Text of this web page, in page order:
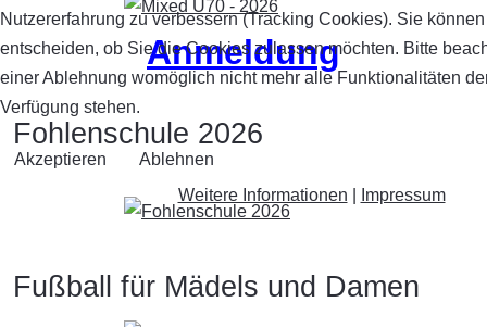
Anmeldung
Fohlenschule 2026
Fußball für Mädels und Damen
Nutzererfahrung zu verbessern (Tracking Cookies). Sie
entscheiden, ob Sie die Cookies zulassen möchten. Bitte
einer Ablehnung womöglich nicht mehr alle Funktionalitäten
Verfügung stehen.
Akzeptieren
Ablehnen
Weitere Informationen
Impressum